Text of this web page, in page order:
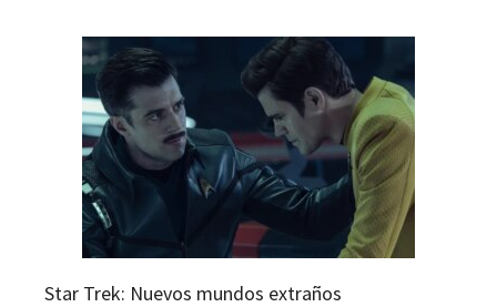
Star Trek: Nuevos mundos extraños